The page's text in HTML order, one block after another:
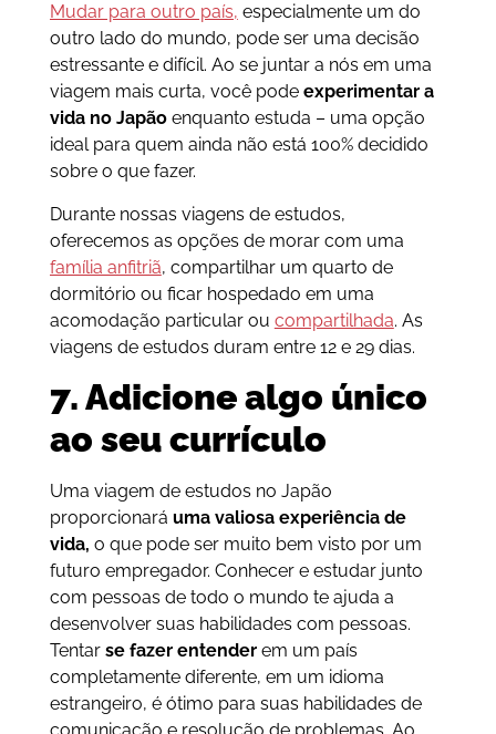
Mudar para outro país, especialmente um do
outro lado do mundo, pode ser uma decisão
estressante e difícil. Ao se juntar a nós em uma
viagem mais curta, você pode experimentar a
vida no Japãoenquanto estuda – uma opção
ideal para quem ainda não está 100% decidido
sobre o que fazer.
Durante nossas viagens de estudos,
oferecemos as opções de morar com uma
família anfitriã, compartilhar um quarto de
dormitório ou ficar hospedado em uma
acomodação particular ou compartilhada. As
viagens de estudos duram entre 12 e 29 dias.
7. Adicione algo único
ao seu currículo
Uma viagem de estudos no Japão
proporcionará uma valiosa experiência de
vida, o que pode ser muito bem visto por um
futuro empregador. Conhecer e estudar junto
com pessoas de todo o mundo te ajuda a
desenvolver suas habilidades com pessoas.
Tentar se fazer entenderem um país
completamente diferente, em um idioma
estrangeiro, é ótimo para suas habilidades de